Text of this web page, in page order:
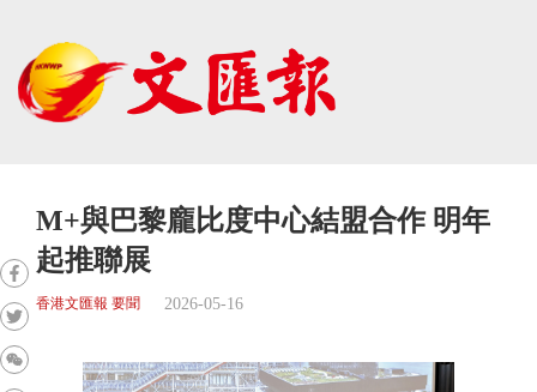
M+與巴黎龐比度中心結盟合作 明年
起推聯展
香港文匯報 要聞 2026-05-16